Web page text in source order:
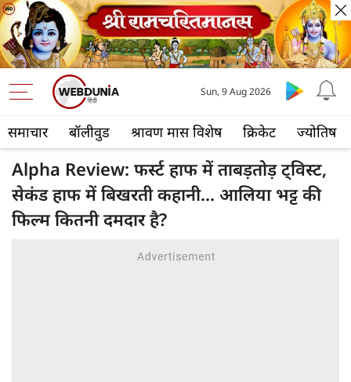
समाचार बॉलीवुड श्रावण मास विशेष क्रिकेट ज्योतिष
Sun, 9 Aug 2026
Alpha Review: फर्स्ट हाफ में ताबड़तोड़ ट्विस्ट,
सेकंड हाफ में बिखरती कहानी... आलिया भट्ट की
फिल्म कितनी दमदार है?